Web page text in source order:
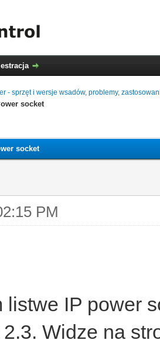
- sprzęt i wersje wsadów, problemy,
socket
socket
PM
listwe IP power
Widze na